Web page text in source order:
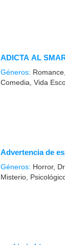
ADICTA AL
Géneros:
Comedia, Vida
Advertencia de
Géneros: Horror,
Misterio,